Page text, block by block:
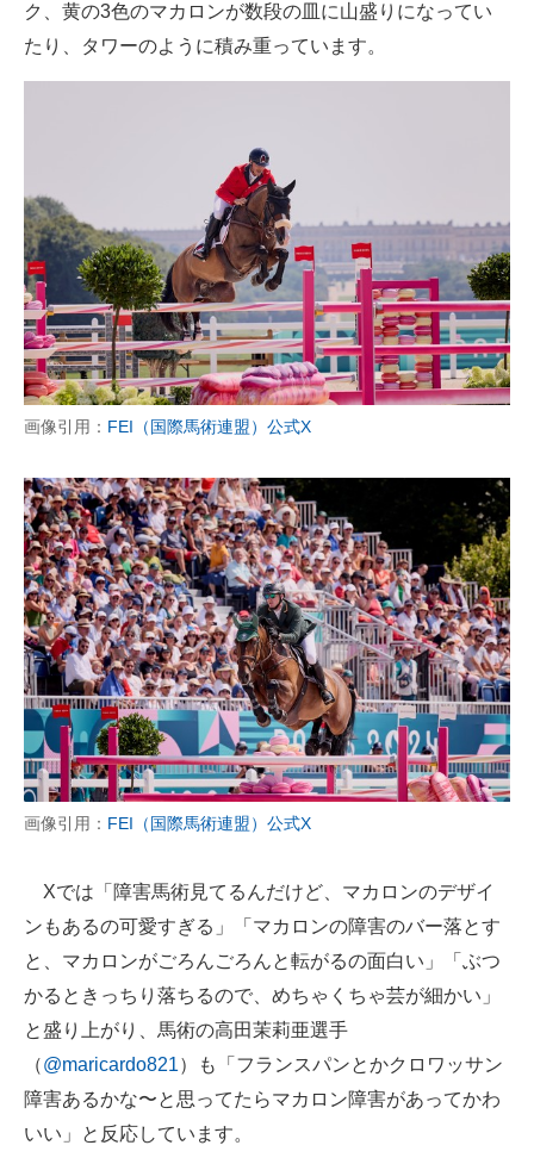
ク、黄の3色のマカロンが数段の皿に山盛りになってい
たり、タワーのように積み重っています。
画像引用： FEI（国際馬術連盟）公式X
画像引用： FEI（国際馬術連盟）公式X
Xでは「障害馬術見てるんだけど、マカロンのデザイ
ンもあるの可愛すぎる」「マカロンの障害のバー落とす
と、マカロンがごろんごろんと転がるの面白い」「ぶつ
かるときっちり落ちるので、めちゃくちゃ芸が細かい」
と盛り上がり、馬術の高田茉莉亜選手
（@maricardo821）も「フランスパンとかクロワッサン
障害あるかな〜と思ってたらマカロン障害があってかわ
いい」と反応しています。